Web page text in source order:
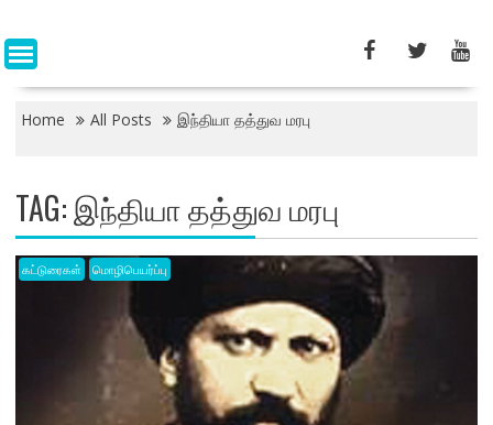
Home All Posts இந்தியா தத்துவ மரபு
TAG:இந்தியா தத்துவ மரபு
கட்டுரைகள் மொழிபெயர்ப்பு